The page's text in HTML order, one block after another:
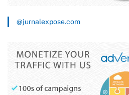
@jurnalexpose.com